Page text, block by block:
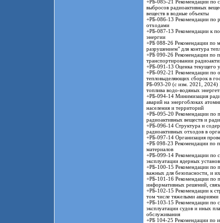
+РБ-085-21 Рекомендации по
выбросов радиоактивных
веществ в водные объекты
+РБ-086-13 Рекомендации по
отходами
+РБ-087-13 Рекомендации к
энергии
+РБ 088-26 Рекомендации по
разрушением" для контура
+РБ 090-26 Рекомендации по
транспортировании
+РБ-091-13 Оценка текущего
+РБ-092-21 Рекомендации по
тепловыделяющих сборок в
РБ-093-20 (с изм. 2021, 2024)
топлива водо-водяных
+РБ-094-14 Минимизация
аварий на энергоблоках
населения и территорий
+РБ-095-20 Рекомендации по
радиоактивных веществ и
+РБ-096-14 Структура и
радиоактивных отходов в
+РБ-097-14 Организация
+РБ 098-23 Рекомендации по
материалов
+РБ-099-14 Рекомендации по
эксплуатации ядерных
+РБ-100-15 Рекомендации по
важных для безопасности, и
+РБ-101-16 Рекомендации по
информативных решений,
+РБ-102-15 Рекомендации к
том числе тяжелыми авариями
+РБ-103-15 Рекомендации по
эксплуатации судов и иных
обслуживания
+РБ 104-25 Рекомендации по